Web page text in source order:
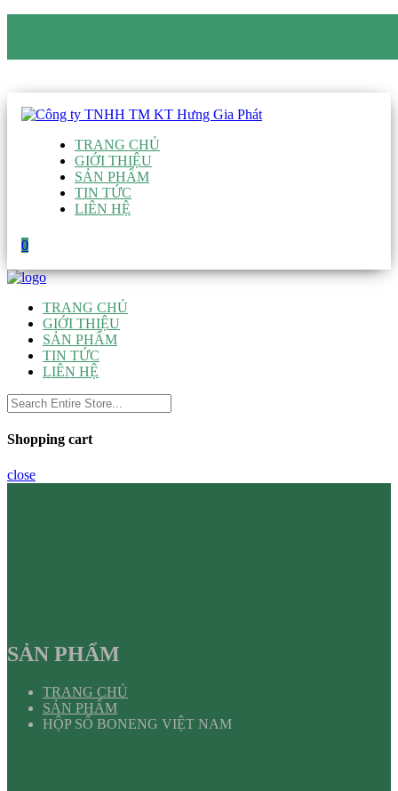
TRANG CHỦ
GIỚI THIỆU
SẢN PHẨM
TIN TỨC
LIÊN HỆ
0
TRANG CHỦ
GIỚI THIỆU
SẢN PHẨM
TIN TỨC
LIÊN HỆ
Shopping cart
close
SẢN PHẨM
TRANG CHỦ
SẢN PHẨM
HỘP SỐ BONENG VIỆT NAM